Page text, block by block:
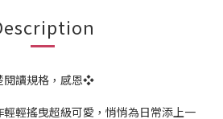
閱讀規格，感恩❖
輕搖曳超級可愛，悄悄為日常添上一